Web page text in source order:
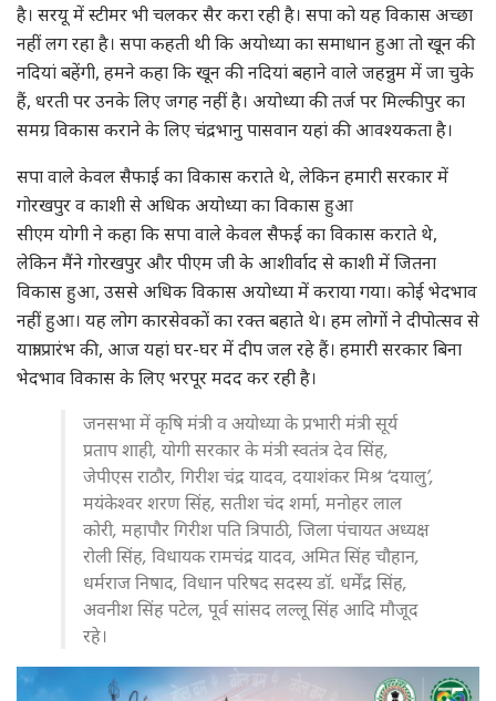
है। सरयू में स्टीमर भी चलकर सैर करा रही है। सपा को यह विकास अच्छा
नहीं लग रहा है। सपा कहती थी कि अयोध्या का समाधान हुआ तो खून की
नदियां बहेंगी, हमने कहा कि खून की नदियां बहाने वाले जहन्नुम में जा चुके
हैं, धरती पर उनके लिए जगह नहीं है। अयोध्या की तर्ज पर मिल्कीपुर का
समग्र विकास कराने के लिए चंद्रभानु पासवान यहां की आवश्यकता है।
सपा वाले केवल सैफाई का विकास कराते थे, लेकिन हमारी सरकार में
गोरखपुर व काशी से अधिक अयोध्या का विकास हुआ
सीएम योगी ने कहा कि सपा वाले केवल सैफई का विकास कराते थे,
लेकिन मैंने गोरखपुर और पीएम जी के आशीर्वाद से काशी में जितना
विकास हुआ, उससे अधिक विकास अयोध्या में कराया गया। कोई भेदभाव
नहीं हुआ। यह लोग कारसेवकों का रक्त बहाते थे। हम लोगों ने दीपोत्सव से
यात्रा प्रारंभ की, आज यहां घर-घर में दीप जल रहे हैं। हमारी सरकार बिना
भेदभाव विकास के लिए भरपूर मदद कर रही है।
जनसभा में कृषि मंत्री व अयोध्या के प्रभारी मंत्री सूर्य
प्रताप शाही, योगी सरकार के मंत्री स्वतंत्र देव सिंह,
जेपीएस राठौर, गिरीश चंद्र यादव, दयाशंकर मिश्र ‘दयालु’,
मयंकेश्वर शरण सिंह, सतीश चंद शर्मा, मनोहर लाल
कोरी, महापौर गिरीश पति त्रिपाठी, जिला पंचायत अध्यक्ष
रोली सिंह, विधायक रामचंद्र यादव, अमित सिंह चौहान,
धर्मराज निषाद, विधान परिषद सदस्य डॉ. धर्मेंद्र सिंह,
अवनीश सिंह पटेल, पूर्व सांसद लल्लू सिंह आदि मौजूद
रहे।